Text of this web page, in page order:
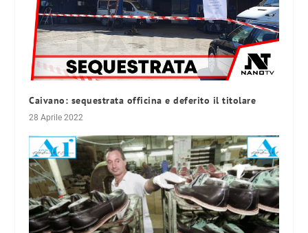
Caivano: sequestrata officina e deferito il titolare
28 Aprile 2022